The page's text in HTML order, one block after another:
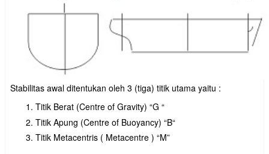
Stabilitas awal ditentukan oleh 3 (tiga) titik utama yaitu :
Titik Berat (Centre of Gravity) “G “
Titik Apung (Centre of Buoyancy) “B“
Titik Metacentris ( Metacentre ) “M”